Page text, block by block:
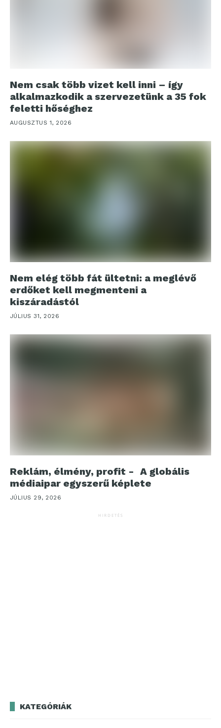
Nem csak több vizet kell inni – így
alkalmazkodik a szervezetünk a 35 fok
feletti hőséghez
AUGUSZTUS 1, 2026
Nem elég több fát ültetni: a meglévő
erdőket kell megmenteni a
kiszáradástól
JÚLIUS 31, 2026
Reklám, élmény, profit - A globális
médiaipar egyszerű képlete
JÚLIUS 29, 2026
HIRDETÉS
KATEGÓRIÁK